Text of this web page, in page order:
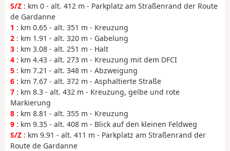
S/Z : km 0 - alt. 412 m - Parkplatz am Straßenrand der Route
de Gardanne
1 : km 0.65 - alt. 351 m - Kreuzung
2 : km 1.91 - alt. 320 m - Gabelung
3 : km 3.08 - alt. 251 m - Halt
4 : km 4.43 - alt. 273 m - Kreuzung mit dem DFCI
5 : km 7.21 - alt. 348 m - Abzweigung
6 : km 7.67 - alt. 372 m - Asphaltierte Straße
7 : km 8.3 - alt. 432 m - Kreuzung, gelbe und rote
Markierung
8 : km 8.81 - alt. 355 m - Kreuzung
9 : km 9.35 - alt. 408 m - Blick auf den kleinen Feldweg
S/Z : km 9.91 - alt. 411 m - Parkplatz am Straßenrand der
Route de Gardanne